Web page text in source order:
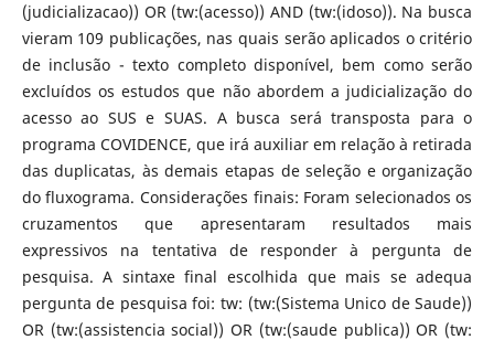
(judicializacao)) OR (tw:(acesso)) AND (tw:(idoso)). Na busca
vieram 109 publicações, nas quais serão aplicados o critério
de inclusão - texto completo disponível, bem como serão
excluídos os estudos que não abordem a judicialização do
acesso ao SUS e SUAS. A busca será transposta para o
programa COVIDENCE, que irá auxiliar em relação à retirada
das duplicatas, às demais etapas de seleção e organização
do fluxograma. Considerações finais: Foram selecionados os
cruzamentos que apresentaram resultados mais
expressivos na tentativa de responder à pergunta de
pesquisa. A sintaxe final escolhida que mais se adequa
pergunta de pesquisa foi: tw: (tw:(Sistema Unico de Saude))
OR (tw:(assistencia social)) OR (tw:(saude publica)) OR (tw: